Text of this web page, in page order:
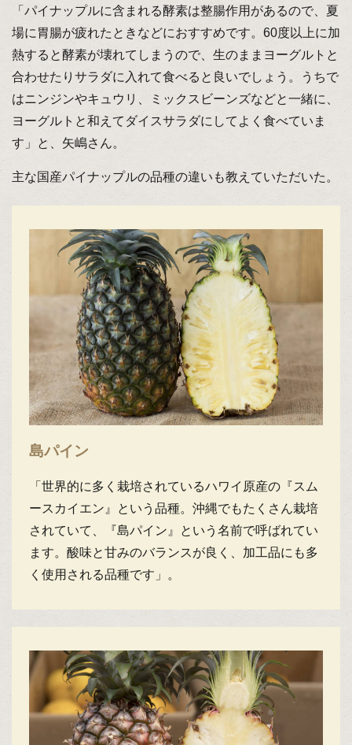
「パイナップルに含まれる酵素は整腸作用があるので、夏
場に胃腸が疲れたときなどにおすすめです。60度以上に加
熱すると酵素が壊れてしまうので、生のままヨーグルトと
合わせたりサラダに入れて食べると良いでしょう。うちで
はニンジンやキュウリ、ミックスビーンズなどと一緒に、
ヨーグルトと和えてダイスサラダにしてよく食べていま
す」と、矢嶋さん。
主な国産パイナップルの品種の違いも教えていただいた。
島パイン
「世界的に多く栽培されているハワイ原産の『スム
ースカイエン』という品種。沖縄でもたくさん栽培
されていて、『島パイン』という名前で呼ばれてい
ます。酸味と甘みのバランスが良く、加工品にも多
く使用される品種です」。